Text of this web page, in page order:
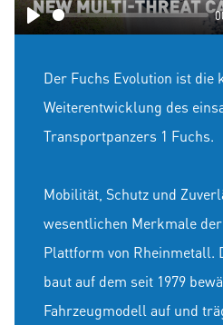
Der Fuchs Evolution ist die
Weiterentwicklung des
Transportpanzers 1 Fuchs.
Mobilität, Schutz und
wesentlichen Merkmale
Plattform von Rheinmetall.
baut auf dem seit 1979
Fahrzeugmodell auf und
Play